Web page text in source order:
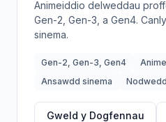
Animeiddio delweddau
Gen-2, Gen-3, a Gen4.
sinema.
Gen-2, Gen-3, Gen4
Ansawdd sinema
Gweld y Dogfennau